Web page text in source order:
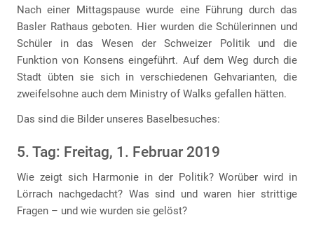
Nach einer Mittagspause wurde eine Führung durch das
Basler Rathaus geboten. Hier wurden die Schülerinnen und
Schüler in das Wesen der Schweizer Politik und die
Funktion von Konsens eingeführt. Auf dem Weg durch die
Stadt übten sie sich in verschiedenen Gehvarianten, die
zweifelsohne auch dem Ministry of Walks gefallen hätten.
Das sind die Bilder unseres Baselbesuches:
5. Tag: Freitag, 1. Februar 2019
Wie zeigt sich Harmonie in der Politik? Worüber wird in
Lörrach nachgedacht? Was sind und waren hier strittige
Fragen – und wie wurden sie gelöst?